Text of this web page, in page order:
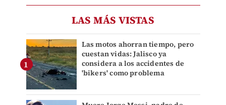
LAS MÁS VISTAS
Las motos ahorran tiempo, pero
cuestan vidas: Jalisco ya
considera a los accidentes de
'bikers' como problema